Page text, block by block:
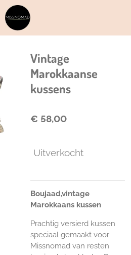
Vintage
Marokkaanse
kussens
€ 58,00
Uitverkocht
Boujaad,vintage
Marokkaans kussen
Prachtig versierd kussen
speciaal gemaakt voor
Missnomad van resten